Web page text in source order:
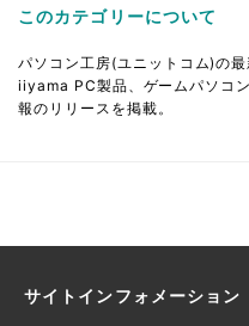
このカテゴリーについて
パソコン工房(ユニットコム)の
iiyama PC製品、ゲームパソコ
報のリリースを掲載。
サイトインフォメーション